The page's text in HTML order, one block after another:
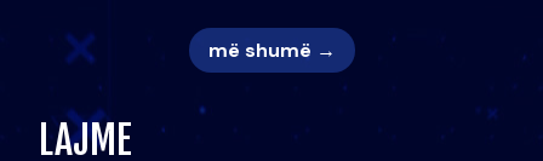
më shumë →
LAJME